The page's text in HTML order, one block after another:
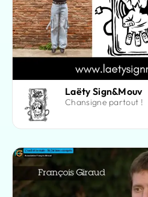
Laëty Sign&Mouv
Chansigne partout !